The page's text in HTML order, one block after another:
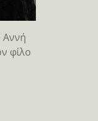
Αννή
φίλο